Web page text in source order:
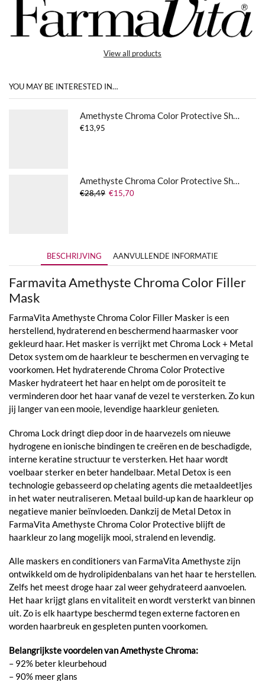
View all products
YOU MAY BE INTERESTED IN…
Amethyste Chroma Color Protective Shampoo
€13,95
Amethyste Chroma Color Protective Shampoo
€28,49 Oorspronkelijke
€15,70Huidige
BESCHRIJVING AANVULLENDE INFORMATIE
Farmavita Amethyste Chroma Color Filler
Mask
FarmaVita Amethyste Chroma Color Filler Masker is een
herstellend, hydraterend en beschermend haarmasker voor
gekleurd haar. Het masker is verrijkt met Chroma Lock + Metal
Detox system om de haarkleur te beschermen en vervaging te
voorkomen. Het hydraterende Chroma Color Protective
Masker hydrateert het haar en helpt om de porositeit te
verminderen door het haar vanaf de vezel te versterken. Zo kun
jij langer van een mooie, levendige haarkleur genieten.
Chroma Lock dringt diep door in de haarvezels om nieuwe
hydrogene en ionische bindingen te creëren en de beschadigde,
interne keratine structuur te versterken. Het haar wordt
voelbaar sterker en beter handelbaar. Metal Detox is een
technologie gebasseerd op chelating agents die metaaldeetljes
in het water neutraliseren. Metaal build-up kan de haarkleur op
negatieve manier beïnvloeden. Dankzij de Metal Detox in
FarmaVita Amethyste Chroma Color Protective blijft de
haarkleur zo lang mogelijk mooi, stralend en levendig.
Alle maskers en conditioners van FarmaVita Amethyste zijn
ontwikkeld om de hydrolipidenbalans van het haar te herstellen.
Zelfs het meest droge haar zal weer gehydrateerd aanvoelen.
Het haar krijgt glans en vitaliteit en wordt versterkt van binnen
uit. Zo is elk haartype beschermd tegen externe factoren en
worden haarbreuk en gespleten punten voorkomen.
Belangrijkste voordelen van Amethyste Chroma:
– 92% beter kleurbehoud
– 90% meer glans